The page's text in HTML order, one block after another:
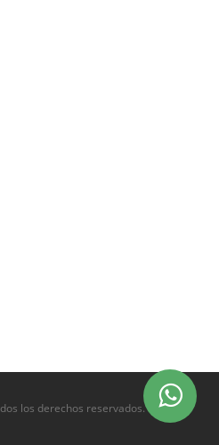
los derechos reservados.